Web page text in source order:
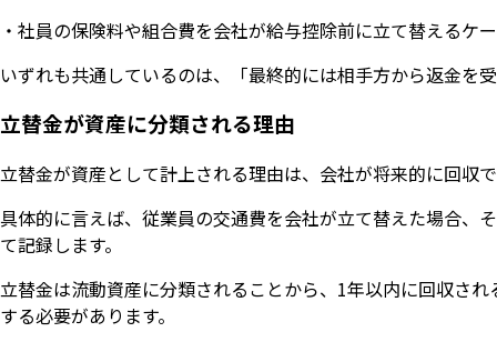
・社員の保険料や組合費を会社が給与控除前に立て替えるケ
いずれも共通しているのは、「最終的には相手方から返金を
立替金が資産に分類される理由
立替金が資産として計上される理由は、会社が将来的に回収
具体的に言えば、従業員の交通費を会社が立て替えた場合、
て記録します。
立替金は流動資産に分類されることから、1年以内に回収さ
する必要があります。